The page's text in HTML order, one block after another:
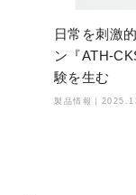
日常を刺激
ン『ATH-
験を生む
製品情報｜